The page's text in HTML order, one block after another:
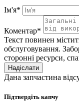
Ім'я*
Коментар*
Текст повинен
обслуговування.
сторонні ресурси,
Надіслати
Дана запчастина
Підтвердіть капчу